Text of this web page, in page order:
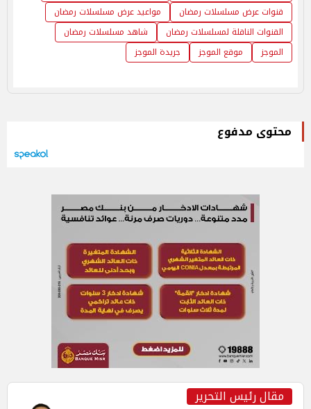
قنوات عرض مسلسلات رمضان
مواعيد عرض مسلسلات رمضان
القنوات الناقلة لمسلسلات رمضان
شاهد مسلسلات رمضان
الموجز
موقع الموجز جريدة الموجز
محتوى مدفوع
مقال رئيس التحرير